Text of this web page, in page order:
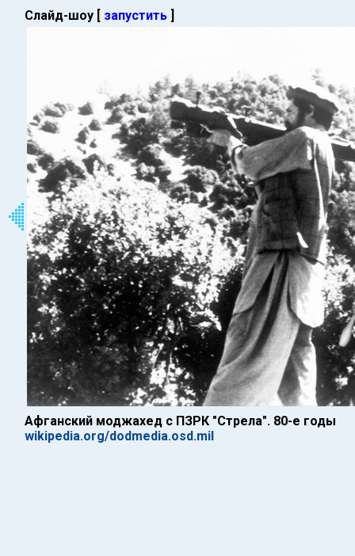
Слайд-шоу [ запустить ]
Афганский моджахед с ПЗРК "Стрела". 80-е годы
wikipedia.org/dodmedia.osd.mil